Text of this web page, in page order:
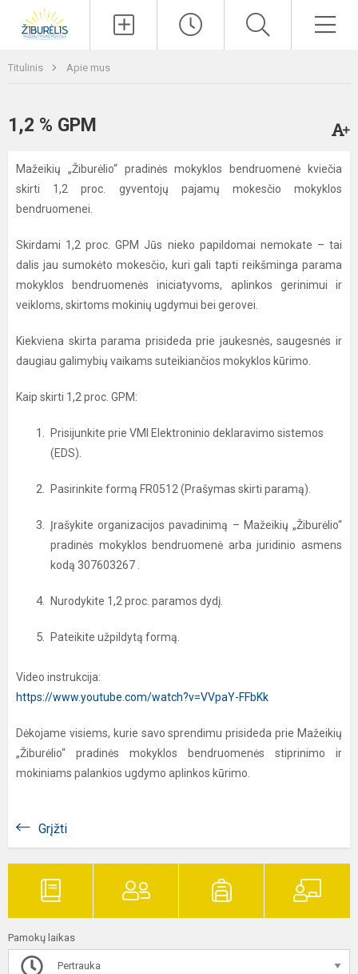
Titulinis Apie mus
1,2 % GPM
Mažeikių „Žiburėlio“ pradinės mokyklos bendruomenė kviečia
skirti 1,2 proc. gyventojų pajamų mokesčio mokyklos
bendruomenei.
Skirdami 1,2 proc. GPM Jūs nieko papildomai nemokate – tai
dalis jau sumokėto mokesčio, kuri gali tapti reikšminga parama
mokyklos bendruomenės iniciatyvoms, aplinkos gerinimui ir
veikloms, skirtoms mokinių ugdymui bei gerovei.
Kiekviena skirta parama prisideda prie jaukesnės, saugesnės ir
daugiau galimybių vaikams suteikiančios mokyklos kūrimo.
Kaip skirti 1,2 proc. GPM:
Prisijunkite prie VMI Elektroninio deklaravimo sistemos
(EDS).
Pasirinkite formą FR0512 (Prašymas skirti paramą).
Įrašykite organizacijos pavadinimą – Mažeikių „Žiburėlio“
pradinės mokyklos bendruomenė arba juridinio asmens
kodą 307603267 .
Nurodykite 1,2 proc. paramos dydį.
Pateikite užpildytą formą.
Video instrukcija:
https://www.youtube.com/watch?v=VVpaY-FFbKk
Dėkojame visiems, kurie savo sprendimu prisideda prie Mažeikių
„Žiburėlio“ pradinės mokyklos bendruomenės stiprinimo ir
mokiniams palankios ugdymo aplinkos kūrimo.
Grįžti
Pamokų laikas
Pertrauka